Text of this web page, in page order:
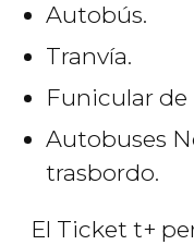
Autobús.
Tranvía.
Funicular
Autobuses
trasbordo.
El Ticket t+